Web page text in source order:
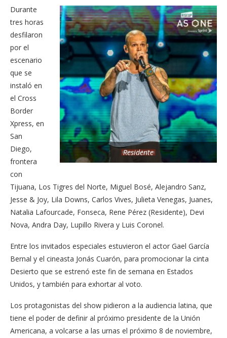
Residente
Durante
tres horas
desfilaron
por el
escenario
que se
instaló en
el Cross
Border
Xpress, en
San
Diego,
frontera
con
Tijuana, Los Tigres del Norte, Miguel Bosé, Alejandro Sanz,
Jesse & Joy, Lila Downs, Carlos Vives, Julieta Venegas, Juanes,
Natalia Lafourcade, Fonseca, Rene Pérez (Residente), Devi
Nova, Andra Day, Lupillo Rivera y Luis Coronel.
Entre los invitados especiales estuvieron el actor Gael García
Bernal y el cineasta Jonás Cuarón, para promocionar la cinta
Desierto que se estrenó este fin de semana en Estados
Unidos, y también para exhortar al voto.
Los protagonistas del show pidieron a la audiencia latina, que
tiene el poder de definir al próximo presidente de la Unión
Americana, a volcarse a las urnas el próximo 8 de noviembre,